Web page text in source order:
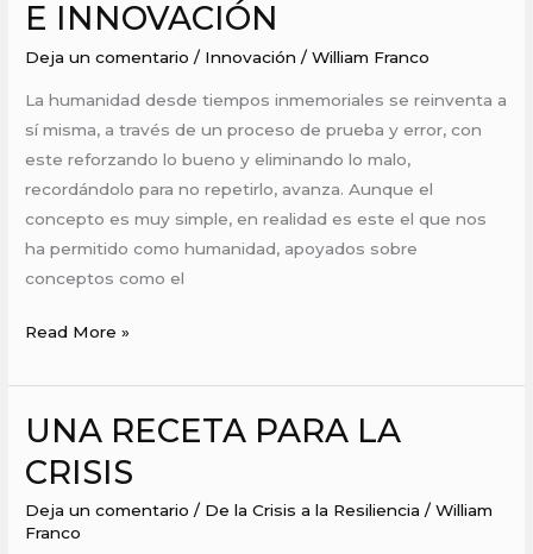
E INNOVACIÓN
Deja un comentario / Innovación /William Franco
La humanidad desde tiempos inmemoriales se reinventa a
sí misma, a través de un proceso de prueba y error, con
este reforzando lo bueno y eliminando lo malo,
recordándolo para no repetirlo, avanza. Aunque el
concepto es muy simple, en realidad es este el que nos
ha permitido como humanidad, apoyados sobre
conceptos como el
SUMAS,
RESTAS
Read More »
UNA RECETA PARA LA
CRISIS
Deja un comentario / De la Crisis a la Resiliencia /William
Franco
UNA
PARA
LA
CRISIS